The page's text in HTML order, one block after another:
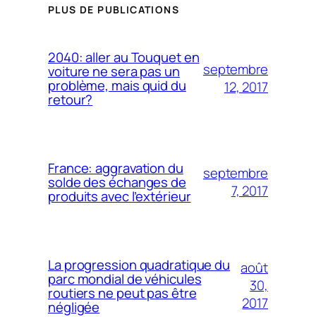
PLUS DE PUBLICATIONS
2040: aller au Touquet en
voiture ne sera pas un
problème, mais quid du
retour?
septembre
12, 2017
France: aggravation du
solde des échanges de
produits avec l’extérieur
septembre
7, 2017
La progression quadratique du
parc mondial de véhicules
routiers ne peut pas être
négligée
août
30,
2017